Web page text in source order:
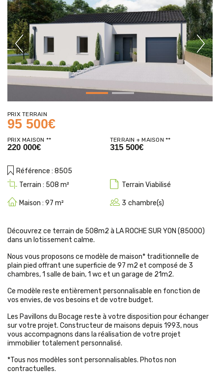
Previous Next
PRIX TERRAIN
95 500€
PRIX MAISON **
220 000€
TERRAIN + MAISON **
315 500€
Référence : 8505
Terrain : 508 Terrain Viabilisé
Maison : 97 chambre(s)
3
Découvrez ce terrain de 508m2 à LA ROCHE SUR YON (85000)
dans un lotissement calme.
Nous vous proposons ce modèle de maison* traditionnelle de
plain pied offrant une superficie de 97 m2 et composé de 3
chambres, 1 salle de bain, 1 wc et un garage de 21m2.
Ce modèle reste entièrement personnalisable en fonction de
vos envies, de vos besoins et de votre budget.
Les Pavillons du Bocage reste à votre disposition pour échanger
sur votre projet. Constructeur de maisons depuis 1993, nous
vous accompagnons dans la réalisation de votre projet
immobilier totalement personnalisé.
*Tous nos modèles sont personnalisables. Photos non
contractuelles.